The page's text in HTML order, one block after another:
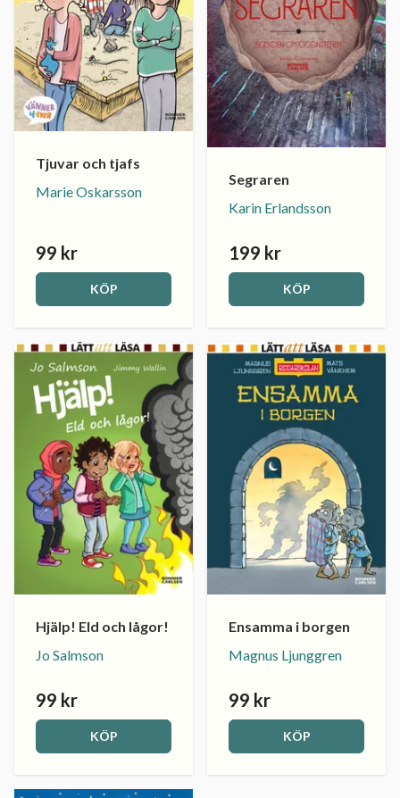
Tjuvar och tjafs
Marie Oskarsson
99 kr
KÖP
Segraren
Karin Erlandsson
199 kr
KÖP
Hjälp! Eld och lågor!
Jo Salmson
99 kr
KÖP
Ensamma i borgen
Magnus Ljunggren
99 kr
KÖP